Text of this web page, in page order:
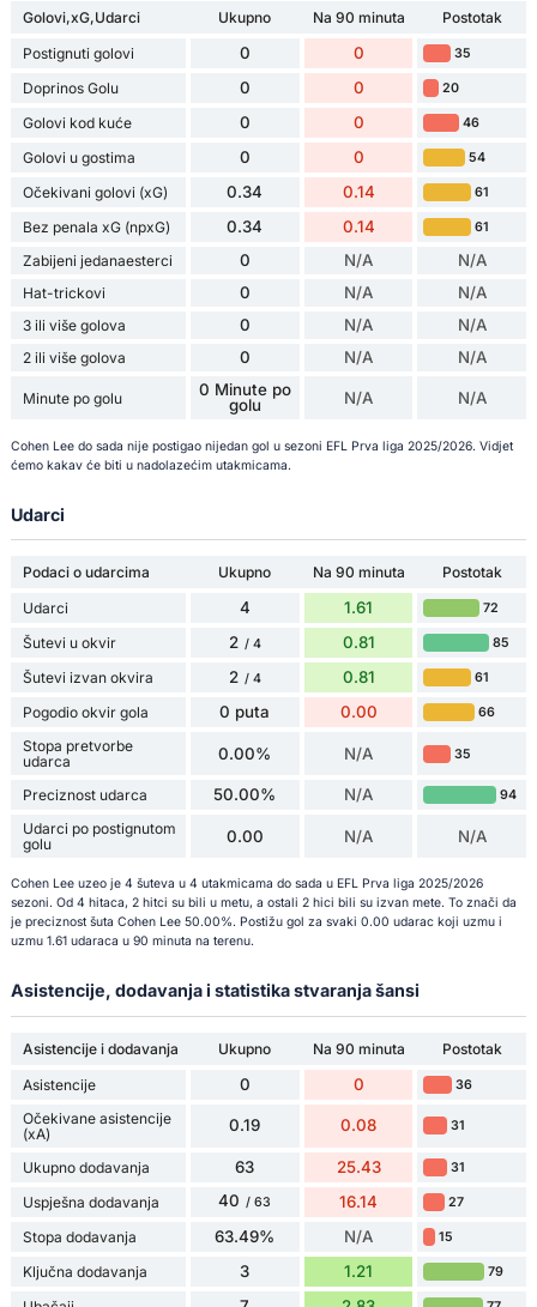
Golovi,xG,Udarci Ukupno Na 90 minuta
Postotak
Postignuti golovi
0 0 35
Doprinos Golu 0 0 20
Golovi kod kuće 0 0 46
Golovi u gostima 0 0 54
Očekivani golovi (xG) 0.34 0.14 61
Bez penala xG (npxG) 0.34 0.14 61
Zabijeni jedanaesterci 0 N/A N/A
Hat-trickovi 0 N/A N/A
3 ili više golova 0 N/A N/A
2 ili više golova 0 N/A N/A
Minute po golu
0 Minute po
golu
N/A N/A
Cohen Lee do sada nije postigao nijedan gol u sezoni EFL Prva liga 2025/2026. Vidjet
ćemo kakav će biti u nadolazećim utakmicama.
Udarci
Podaci o udarcima Ukupno Na 90 minuta
Postotak
Udarci
4 1.61 72
Šutevi u okvir 2 / 4 0.81 85
Šutevi izvan okvira 2 / 4 0.81 61
Pogodio okvir gola 0 puta 0.00 66
Stopa pretvorbe
udarca
0.00% N/A 35
Preciznost udarca 50.00% N/A 94
Udarci po postignutom
golu
0.00 N/A N/A
Cohen Lee uzeo je 4 šuteva u 4 utakmicama do sada u EFL Prva liga 2025/2026
sezoni. Od 4 hitaca, 2 hitci su bili u metu, a ostali 2 hici bili su izvan mete. To znači da
je preciznost šuta Cohen Lee 50.00%. Postižu gol za svaki 0.00 udarac koji uzmu i
uzmu 1.61 udaraca u 90 minuta na terenu.
Asistencije, dodavanja i statistika stvaranja šansi
Asistencije i dodavanja Ukupno Na 90 minuta
Postotak
Asistencije
0 0 36
Očekivane asistencije
(xA)
0.19 0.08 31
Ukupno dodavanja 63 25.43 31
Uspješna dodavanja 40 / 63 16.14 27
Stopa dodavanja 63.49% N/A 15
Ključna dodavanja 3 1.21 79